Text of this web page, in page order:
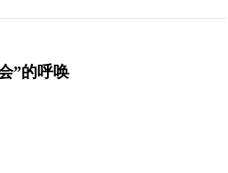
”的呼唤